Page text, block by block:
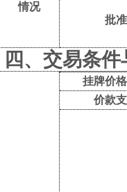
情况
批
四、交易条
挂牌价
价款